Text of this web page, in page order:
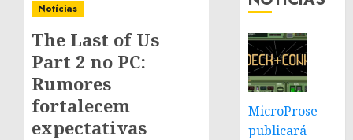
Notícias
The Last of Us
Part 2 no PC:
Rumores
fortalecem
expectativas
MicroProse
publicará